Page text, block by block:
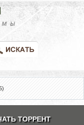
ТОРРЕНТ